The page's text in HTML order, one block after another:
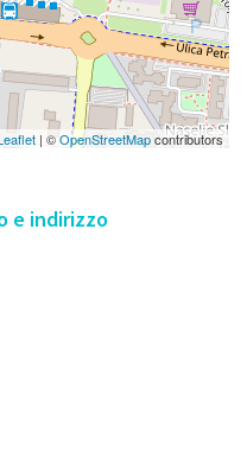
| ©OpenStreetMapcontributors
e indirizzo